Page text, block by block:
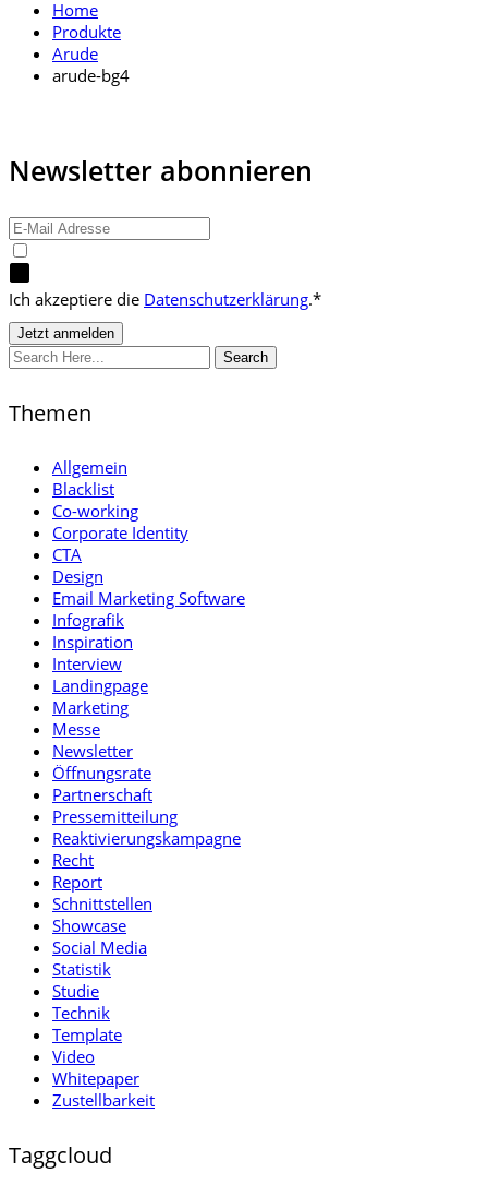
Home
Produkte
Arude
arude-bg4
Newsletter abonnieren
Ich akzeptiere die Datenschutzerklärung.*
Search
Themen
Allgemein
Blacklist
Co-working
Corporate Identity
CTA
Design
Email Marketing Software
Infografik
Inspiration
Interview
Landingpage
Marketing
Messe
Newsletter
Öffnungsrate
Partnerschaft
Pressemitteilung
Reaktivierungskampagne
Recht
Report
Schnittstellen
Showcase
Social Media
Statistik
Studie
Technik
Template
Video
Whitepaper
Zustellbarkeit
Taggcloud